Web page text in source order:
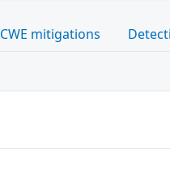
CWE mitigations